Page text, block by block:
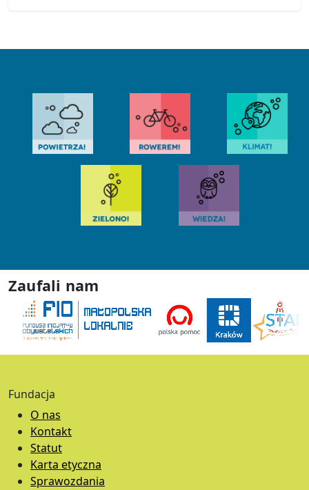
Zaufali nam
Fundacja
O nas
Kontakt
Statut
Karta etyczna
Sprawozdania